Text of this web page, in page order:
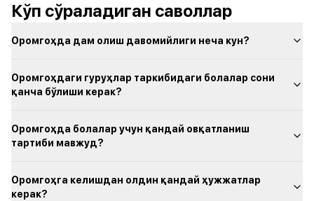
Кўп сўраладиган саволлар
Оромгоҳда дам олиш давомийлиги неча кун?
Оромгоҳдаги гуруҳлар таркибидаги болалар сони
қанча бўлиши керак?
Оромгоҳда болалар учун қандай овқатланиш
тартиби мавжуд?
Оромгоҳга келишдан олдин қандай ҳужжатлар
керак?